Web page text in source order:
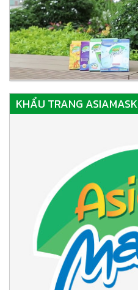
KHẨU TRANG ASIAMASK